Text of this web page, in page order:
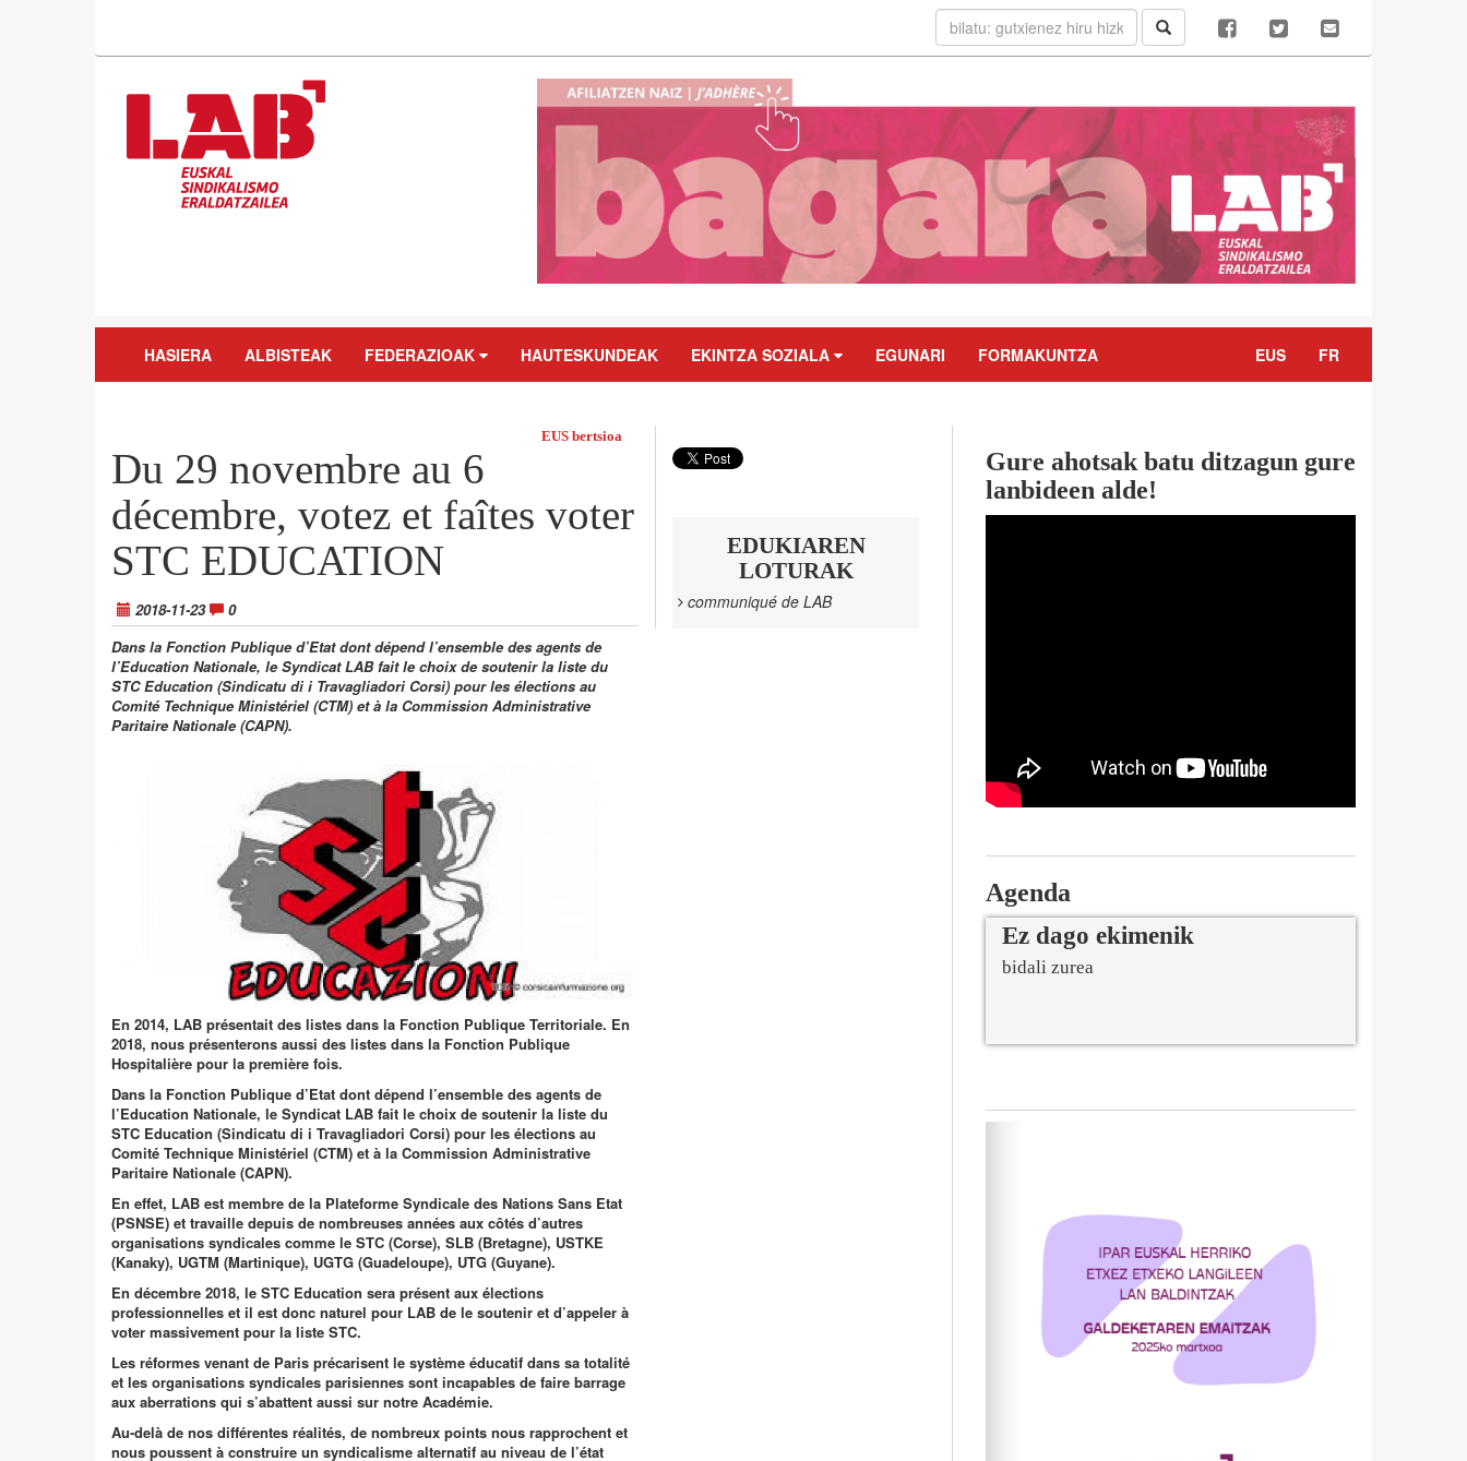
HASIERA ALBISTEAK FEDERAZIOAK HAUTESKUNDEAK EKINTZA SOZIALA EGUNARI FORMAKUNTZA EUS FR
EUS bertsioa
Du 29 novembre au 6
décembre, votez et faîtes voter
STC EDUCATION
2018-11-23
0
Dans la Fonction Publique d’Etat dont dépend l’ensemble des agents de
l’Education Nationale, le Syndicat LAB fait le choix de soutenir la liste du
STC Education (Sindicatu di i Travagliadori Corsi) pour les élections au
Comité Technique Ministériel (CTM) et à la Commission Administrative
Paritaire Nationale (CAPN).
En 2014, LAB présentait des listes dans la Fonction Publique Territoriale. En
2018, nous présenterons aussi des listes dans la Fonction Publique
Hospitalière pour la première fois.
Dans la Fonction Publique d’Etat dont dépend l’ensemble des agents de
l’Education Nationale, le Syndicat LAB fait le choix de soutenir la liste du
STC Education (Sindicatu di i Travagliadori Corsi) pour les élections au
Comité Technique Ministériel (CTM) et à la Commission Administrative
Paritaire Nationale (CAPN).
En effet, LAB est membre de la Plateforme Syndicale des Nations Sans Etat
(PSNSE) et travaille depuis de nombreuses années aux côtés d’autres
organisations syndicales comme le STC (Corse), SLB (Bretagne), USTKE
(Kanaky), UGTM (Martinique), UGTG (Guadeloupe), UTG (Guyane).
En décembre 2018, le STC Education sera présent aux élections
professionnelles et il est donc naturel pour LAB de le soutenir et d’appeler à
voter massivement pour la liste STC.
Les réformes venant de Paris précarisent le système éducatif dans sa totalité
et les organisations syndicales parisiennes sont incapables de faire barrage
aux aberrations qui s’abattent aussi sur notre Académie.
Au-delà de nos différentes réalités, de nombreux points nous rapprochent et
nous poussent à construire un syndicalisme alternatif au niveau de l’état
EDUKIAREN
LOTURAK
communiqué de LAB
Gure ahotsak batu ditzagun gure
lanbideen alde!
Agenda
Ez dago ekimenik
bidali zurea